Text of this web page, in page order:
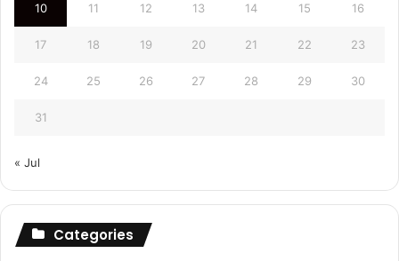
10 11 12 13 14 15 16
17 18 19 20 21 22 23
24 25 26 27 28 29 30
31
« Jul
Categories